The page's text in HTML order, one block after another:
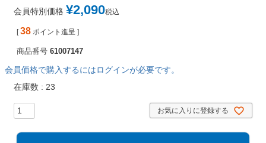
会員特別価格 ¥2,090税込
[ 38 ポイント進呈 ]
商品番号 61007147
会員価格で購入するにはログインが必要です。
在庫数
23
お気に入りに登録する